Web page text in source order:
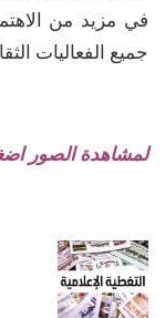
في مزيد من
جميع الفعاليات
لمشاهدة الصور